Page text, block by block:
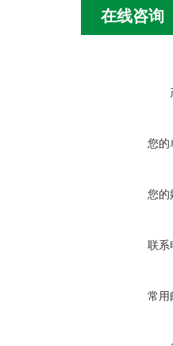
在线咨询
您的
您的
联系
常用